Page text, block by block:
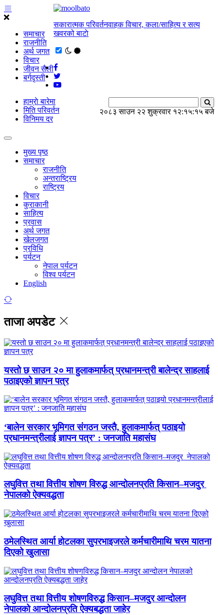
समाचार
राजनीति
अर्थ जगत
विचार
जीवन सैली
बर्गदृस्ती
सकारात्मक परिवर्तनवाहक विचार, कला/साहित्य र सत्य
खवरको बाटाे
२०८३ साउन २२ शुक्रवार १२:१५:१६ बजे
हाम्राे बारेमा
मिति परिवर्तन
विनिमय दर
मुख्य पृष्ठ
समाचार
राजनीति
अन्तराष्ट्रिय
राष्ट्रिय
विचार
कुराकानी
साहित्य
प्रवास
अर्थ जगत
खेलजगत
प्रविधि
पर्यटन
नेपाल पर्यटन
विश्व पर्यटन
English
ताजा अपडेट
यस्तो छ साउन २० मा हुलाकमार्फत् प्रधानमन्त्री बालेन्द्र साहलाई
पठाइएको ज्ञापन पत्र
‘बालेन सरकार भूमिगत संगठन जस्तै, हुलाकमार्फत् पठाइयो
प्रधानमन्त्रीलाई ज्ञापन पत्र’ : जनजाति महासंघ
लघुवित्त तथा वित्तीय शोषण विरुद्ध आन्दोलनप्रति किसान–मजदुर
नेपालको ऐक्यवद्धता
ठमेलस्थित आर्या होटलका सुपरभाइजरले कर्मचारीमाथि चरम यातना
दिएको खुलासा
लघुवित्त तथा वित्तीय शोषणविरुद्ध किसान–मजदुर आन्दोलन
नेपालको आन्दोलनप्रति ऐक्यबद्धता जाहेर